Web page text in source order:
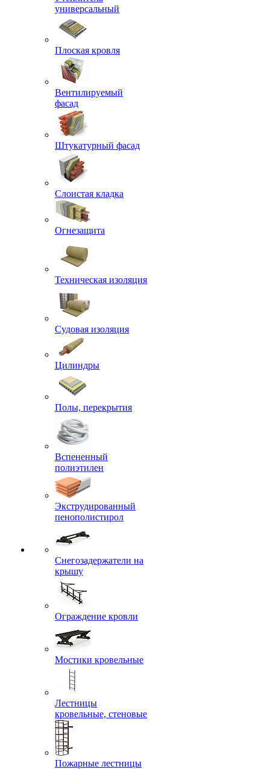
универсальный
Плоская кровля
Вентилируемый
фасад
Штукатурный фасад
Слоистая кладка
Огнезащита
Техническая изоляция
Судовая изоляция
Цилиндры
Полы, перекрытия
Вспененный
полиэтилен
Экструдированный
пенополистирол
Снегозадержатели на
крышу
Ограждение кровли
Мостики кровельные
Лестницы
кровельные, стеновые
Пожарные лестницы